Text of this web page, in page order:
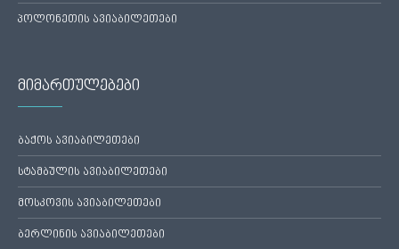
პოლონეთის ავიაბილეთები
მიმართულებები
ბაქოს ავიაბილეთები
სტამბულის ავიაბილეთები
მოსკოვის ავიაბილეთები
ბერლინის ავიაბილეთები